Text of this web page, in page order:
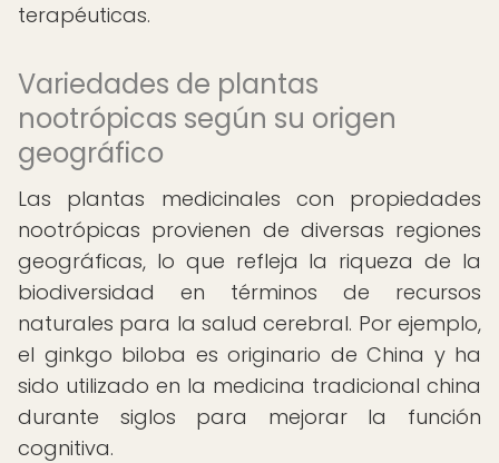
terapéuticas.
Variedades de plantas
nootrópicas según su origen
geográfico
Las plantas medicinales con propiedades
nootrópicas provienen de diversas regiones
geográficas, lo que refleja la riqueza de la
biodiversidad en términos de recursos
naturales para la salud cerebral. Por ejemplo,
el ginkgo biloba es originario de China y ha
sido utilizado en la medicina tradicional china
durante siglos para mejorar la función
cognitiva.